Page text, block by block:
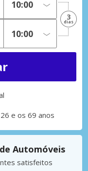
3
dias
e os 69 anos
Automóveis
satisfeitos